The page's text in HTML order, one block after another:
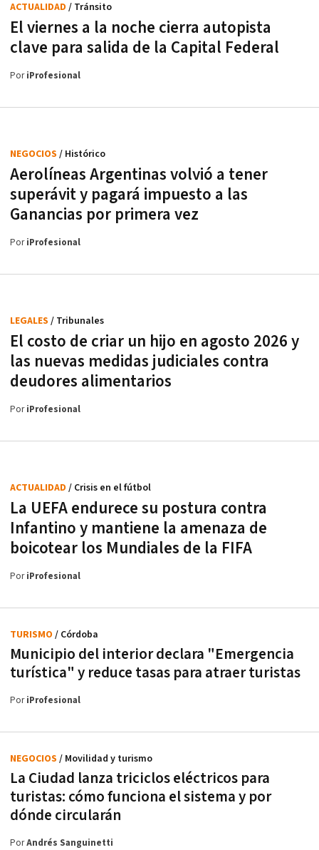
El viernes a la noche cierra autopista
clave para salida de la Capital Federal
ACTUALIDAD / Tránsito
PoriProfesional
Aerolíneas Argentinas volvió a tener
superávit y pagará impuesto a las
Ganancias por primera vez
NEGOCIOS / Histórico
PoriProfesional
El costo de criar un hijo en agosto 2026 y
las nuevas medidas judiciales contra
deudores alimentarios
LEGALES / Tribunales
PoriProfesional
La UEFA endurece su postura contra
Infantino y mantiene la amenaza de
boicotear los Mundiales de la FIFA
ACTUALIDAD / Crisis en el fútbol
PoriProfesional
Municipio del interior declara "Emergencia
turística" y reduce tasas para atraer turistas
TURISMO / Córdoba
PoriProfesional
La Ciudad lanza triciclos eléctricos para
turistas: cómo funciona el sistema y por
dónde circularán
NEGOCIOS / Movilidad y turismo
PorAndrés Sanguinetti